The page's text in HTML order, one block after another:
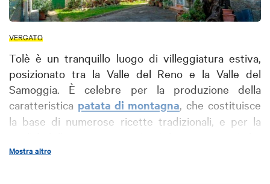
VERGATO
Tolè è un tranquillo luogo di villeggiatura estiva,
posizionato tra la Valle del Reno e la Valle del
Samoggia. È celebre per la produzione della
caratteristica patata di montagna , che costituisce
la base di numerose ricette tradizionali, e per la
alimentano ben dodici fontane.
Mostra altro